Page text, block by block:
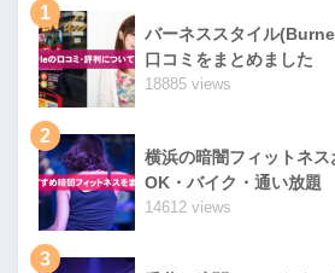
1
バーネススタイル
口コミをまとめました
18885 views
2
横浜の暗闇フィットネ
OK・バイク・通い放題
14612 views
3